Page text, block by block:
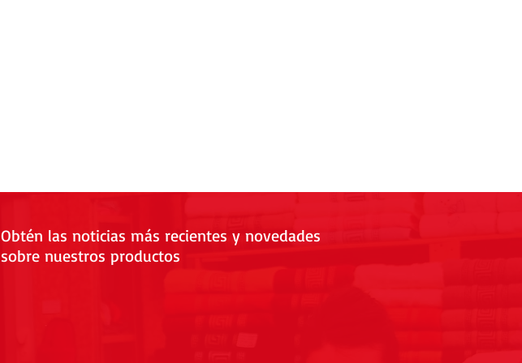
Obtén las noticias más recientes y novedades
sobre nuestros productos